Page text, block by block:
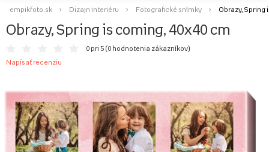
empikfoto.sk Dizajn interiéru Fotografické snímky Obrazy, Spring
Obrazy, Spring is coming, 40x40 cm
0 pri 5 (0 hodnotenia zákazníkov)
Napísať recenziu